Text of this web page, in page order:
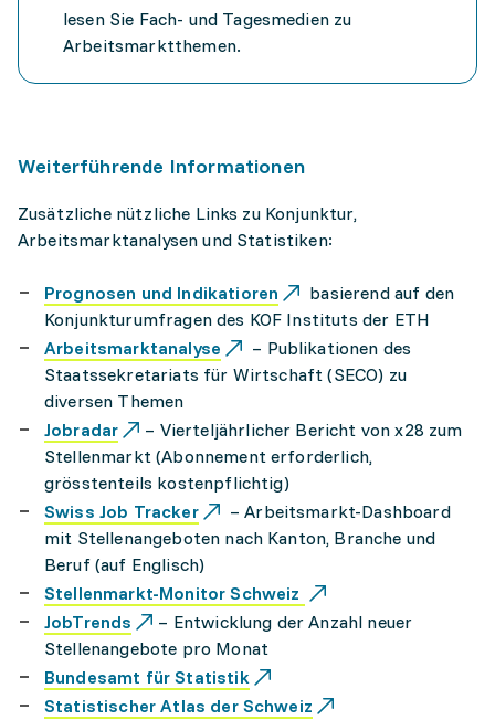
lesen Sie Fach- und Tagesmedien zu
Arbeitsmarktthemen.
Weiterführende Informationen
Zusätzliche nützliche Links zu Konjunktur,
Arbeitsmarktanalysen und Statistiken:
Prognosen und Indikatioren
basierend auf den
Konjunkturumfragen des KOF Instituts der ETH
Arbeitsmarktanalyse
– Publikationen des
Staatssekretariats für Wirtschaft (SECO) zu
diversen Themen
Jobradar
– Vierteljährlicher Bericht von x28 zum
Stellenmarkt (Abonnement erforderlich,
grösstenteils kostenpflichtig)
Swiss Job Tracker
– Arbeitsmarkt-Dashboard
mit Stellenangeboten nach Kanton, Branche und
Beruf (auf Englisch)
Stellenmarkt-Monitor Schweiz
JobTrends
– Entwicklung der Anzahl neuer
Stellenangebote pro Monat
Bundesamt für Statistik
Statistischer Atlas der Schweiz